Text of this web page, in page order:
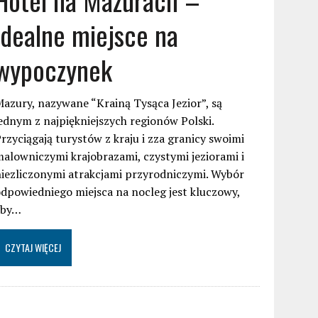
miejsce na
nazywane “Krainą Tysąca Jezior”, są
z najpiękniejszych regionów Polski.
turystów z kraju i zza granicy swoimi
krajobrazami, czystymi jeziorami i
atrakcjami przyrodniczymi. Wybór
miejsca na nocleg jest kluczowy,
CZYTAJ WIĘCEJ